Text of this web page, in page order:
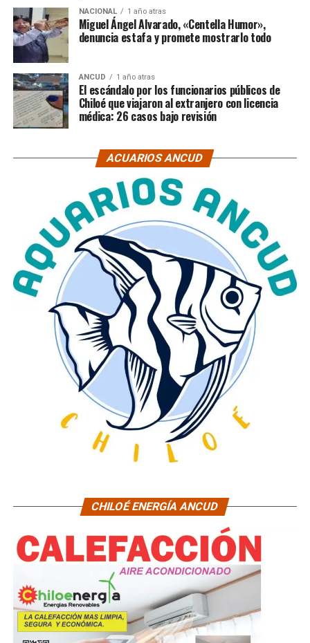
NACIONAL 1 año atras
Miguel Ángel Alvarado, «Centella Humor»,
denuncia estafa y promete mostrarlo todo
ANCUD 1 año atras
El escándalo por los funcionarios públicos de
Chiloé que viajaron al extranjero con licencia
médica: 26 casos bajo revisión
ACUARIOS ANCUD
CHILOÉ ENERGÍA ANCUD